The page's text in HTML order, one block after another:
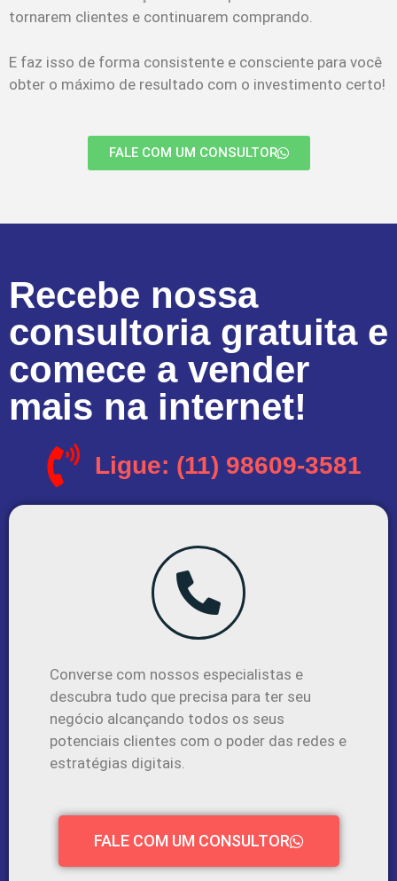
tornarem clientes e continuarem comprando.
E faz isso de forma consistente e consciente para você
obter o máximo de resultado com o investimento certo!
FALE COM UM CONSULTOR
Recebe nossa
consultoria gratuita e
comece a vender
mais na internet!
Ligue: (11) 98609-3581
Converse com nossos especialistas e
descubra tudo que precisa para ter seu
negócio alcançando todos os seus
potenciais clientes com o poder das redes e
estratégias digitais.
FALE COM UM CONSULTOR